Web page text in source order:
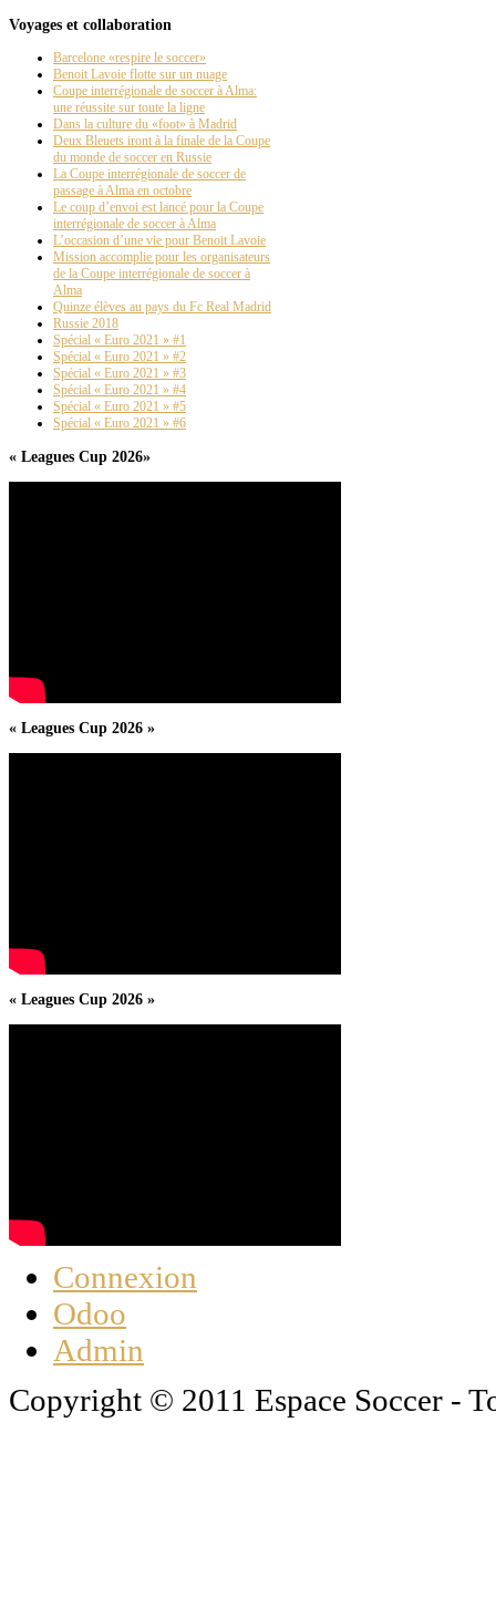
Voyages et collaboration
Barcelone «respire le soccer»
Benoit Lavoie flotte sur un nuage
Coupe interrégionale de soccer à Alma:
une réussite sur toute la ligne
Dans la culture du «foot» à Madrid
Deux Bleuets iront à la finale de la Coupe
du monde de soccer en Russie
La Coupe interrégionale de soccer de
passage à Alma en octobre
Le coup d’envoi est lancé pour la Coupe
interrégionale de soccer à Alma
L’occasion d’une vie pour Benoit Lavoie
Mission accomplie pour les organisateurs
de la Coupe interrégionale de soccer à
Alma
Quinze élèves au pays du Fc Real Madrid
Russie 2018
Spécial « Euro 2021 » #1
Spécial « Euro 2021 » #2
Spécial « Euro 2021 » #3
Spécial « Euro 2021 » #4
Spécial « Euro 2021 » #5
Spécial « Euro 2021 » #6
« Leagues Cup 2026»
« Leagues Cup 2026 »
« Leagues Cup 2026 »
Connexion
Odoo
Admin
Copyright © 2011 Espace Soccer -